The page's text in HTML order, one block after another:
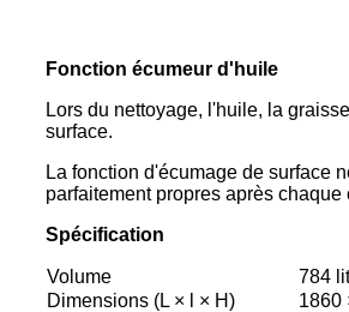
Fonction écumeur d'huile
Lors du nettoyage, l'huile, la
surface.
La fonction d'écumage de surface
parfaitement propres après
Spécification
Volume 784
Dimensions (L × l × H)
1860